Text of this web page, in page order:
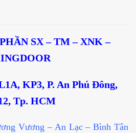
SX – TM – XNK –
KP3, P. An Phú Đông,
Tp. HCM
Vương – An Lạc – Bình Tân